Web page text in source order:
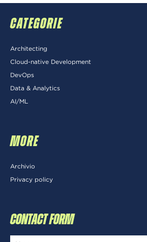
CATEGORIE
Architecting
Cloud-native Development
DevOps
Data & Analytics
AI/ML
MORE
Archivio
Privacy policy
CONTACT FORM